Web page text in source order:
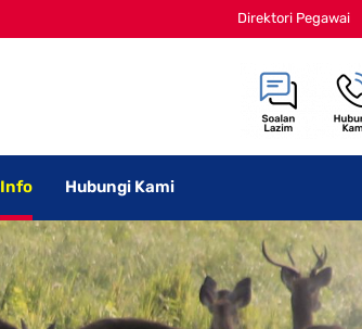
Direktori Pegawai
Info Hubungi Kami